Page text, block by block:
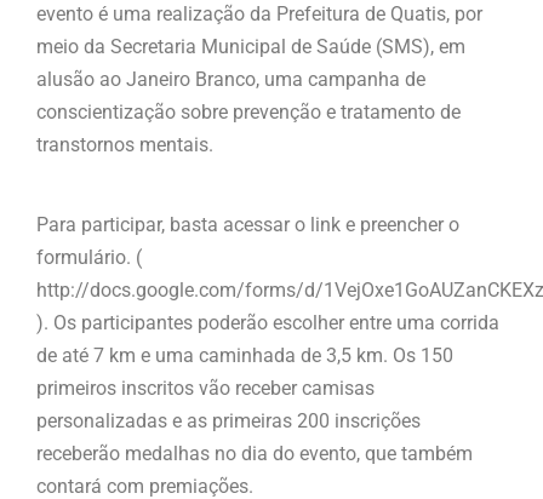
evento é uma realização da Prefeitura de Quatis, por
meio da Secretaria Municipal de Saúde (SMS), em
alusão ao Janeiro Branco, uma campanha de
conscientização sobre prevenção e tratamento de
transtornos mentais.
Para participar, basta acessar o link e preencher o
formulário. (
http://docs.google.com/forms/d/
). Os participantes poderão escolher entre uma corrida
de até 7 km e uma caminhada de 3,5 km. Os 150
primeiros inscritos vão receber camisas
personalizadas e as primeiras 200 inscrições
receberão medalhas no dia do evento, que também
contará com premiações.